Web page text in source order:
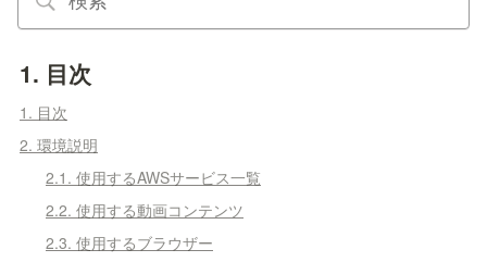
1. 目次
1. 目次
2. 環境説明
2.1. 使用するAWSサービス一覧
2.2. 使用する動画コンテンツ
2.3. 使用するブラウザー